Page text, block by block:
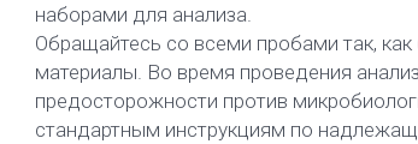
наборами для анализа.
Обращайтесь со всеми пробами так,
материалы. Во время проведения
предосторожности против
стандартным инструкциям по